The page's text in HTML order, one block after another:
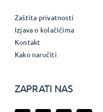
Zaštita privatnosti
Izjava o kolačićima
Kontakt
Kako naručiti
ZAPRATI NAS